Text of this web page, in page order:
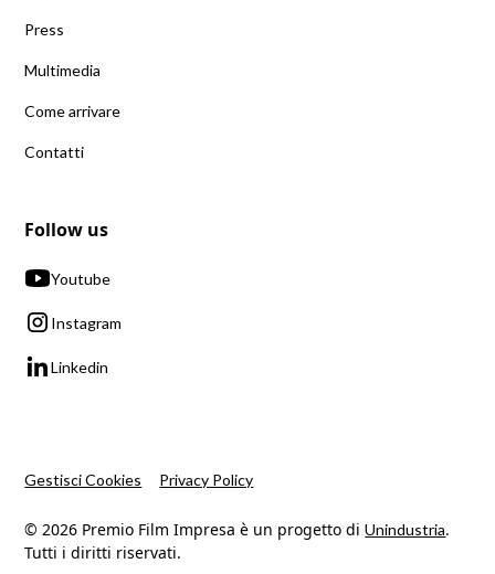
Press
Multimedia
Come arrivare
Contatti
Follow us
Youtube
Instagram
Linkedin
© 2026 Premio Film Impresa è un progetto diUnindustria.
Tutti i diritti riservati.
Gestisci Cookies Privacy Policy